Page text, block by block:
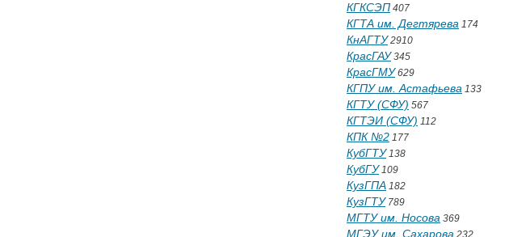
КГКСЭП 407
КГТА им. Дегтярева 174
КнАГТУ2910
КрасГАУ345
КрасГМУ629
КГПУ им. Астафьева 133
КГТУ (СФУ) 567
КГТЭИ (СФУ) 112
КПК №2 177
КубГТУ138
КубГУ109
КузГПА 182
КузГТУ789
МГТУ им. Носова 369
МГЭУ им. Сахарова 232